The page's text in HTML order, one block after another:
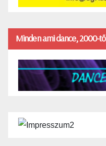
Minden ami dance, 2000-